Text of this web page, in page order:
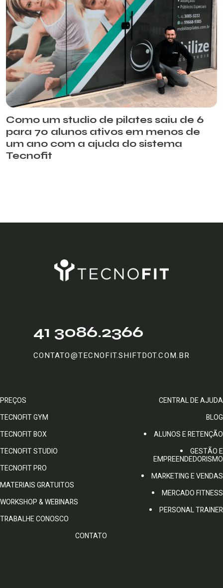
Como um studio de pilates saiu de 6
para 70 alunos ativos em menos de
um ano com a ajuda do sistema
Tecnofit
41 3086.2366
CONTATO@TECNOFIT.SHIFTDOT.COM.BR
PREÇOS
TECNOFIT GYM
TECNOFIT BOX
TECNOFIT STUDIO
TECNOFIT PRO
MATERIAIS GRATUITOS
WORKSHOP & WEBINARS
TRABALHE CONOSCO
CONTATO
CENTRAL DE AJUDA
BLOG
ALUNOS E RETENÇÃO
GESTÃO E
EMPREENDEDORISMO
MARKETING E VENDAS
MERCADO FITNESS
PERSONAL TRAINER